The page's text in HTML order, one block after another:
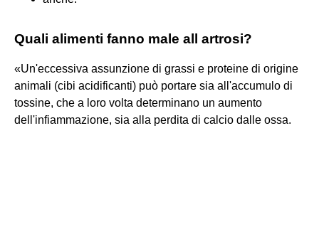
Quali alimenti fanno male all artrosi?
«Un'eccessiva assunzione di grassi e proteine di origine
animali (cibi acidificanti) può portare sia all'accumulo di
tossine, che a loro volta determinano un aumento
dell'infiammazione, sia alla perdita di calcio dalle ossa.